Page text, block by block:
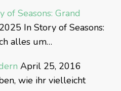
of Seasons: Grand
In Story of Seasons:
alles um…
April 25, 2016
wie ihr vielleicht